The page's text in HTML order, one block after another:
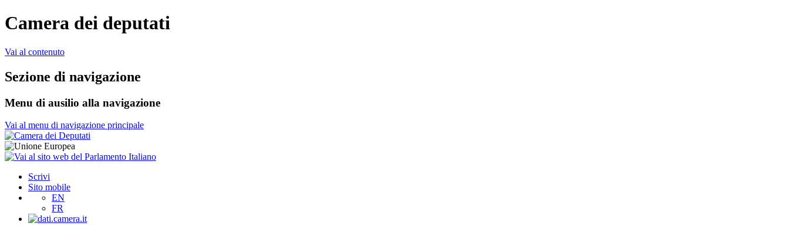
Camera dei deputati
Vai al contenuto
Sezione di navigazione
Menu di ausilio alla navigazione
Vai al menu di navigazione principale
Scrivi
Sito mobile
EN
FR